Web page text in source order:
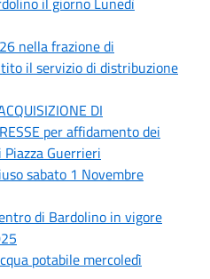
nella frazione di
il servizio di distribuzione
DI
per affidamento dei
Guerrieri
sabato 1 Novembre
di Bardolino in vigore
potabile mercoledì